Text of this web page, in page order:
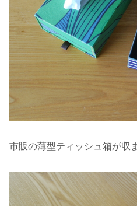
市販の薄型ティッシュ箱が収